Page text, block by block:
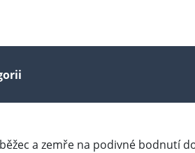
a zemře na podivné bodnutí